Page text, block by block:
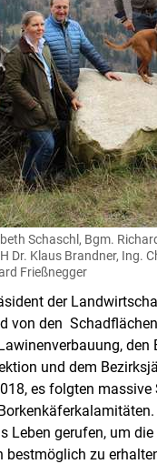
Schaschl, Bgm.
Dr. Klaus Brandner, Ing.
Frießnegger
der
von den
und dem
es folgten
gerufen, um
zu